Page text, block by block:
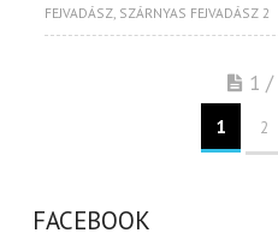
FEJVADÁSZ, SZÁRNYAS FEJVADÁSZ 2
1
1 2
FACEBOOK